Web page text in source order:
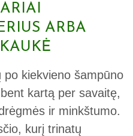
ARBA
po kiekvieno šampūno
kartą per savaitę,
ir minkštumo.
kurį trinatų